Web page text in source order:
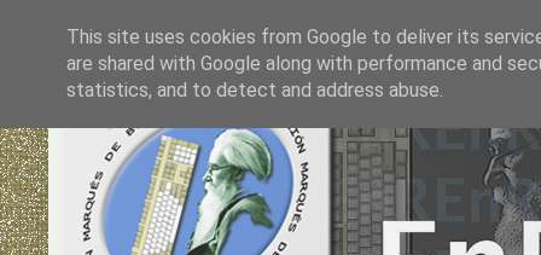
This site uses cookies from Google to deliver its
are shared with Google along with performance and
statistics, and to detect and address abuse.